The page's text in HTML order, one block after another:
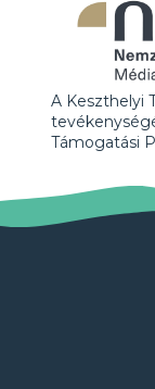
A Keszthelyi
Támogatási